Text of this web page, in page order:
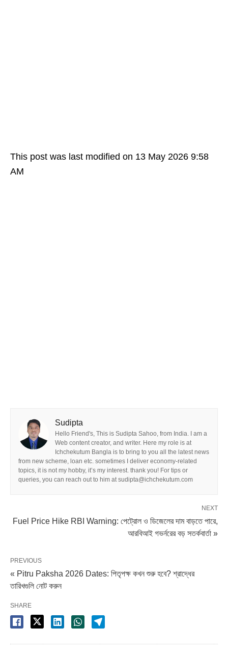
This post was last modified on 13 May 2026 9:58
AM
Sudipta
Hello Friend's, This is Sudipta Sahoo, from India. I am a
Web content creator, and writer. Here my role is at
Ichchekutum Bangla is to bring to you all the latest news
from new scheme, loan etc. sometimes I deliver economy-related
topics, it is not my hobby, it’s my interest. thank you! For tips or
queries, you can reach out to him at sudipta@ichchekutum.com
NEXT
Fuel Price Hike RBI Warning: পেট্রোল ও ডিজেলের দাম বাড়তে পারে,
আরবিআই গভর্নরের বড় সতর্কবার্তা »
PREVIOUS
« Pitru Paksha 2026 Dates: পিতৃপক্ষ কখন শুরু হবে? শ্রাদ্ধের
তারিখগুলি নোট করুন
SHARE